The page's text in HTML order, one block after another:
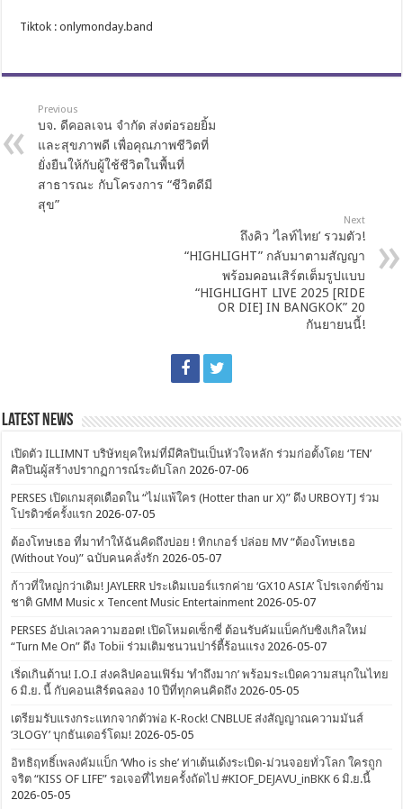
Tiktok : onlymonday.band
Previous
บจ. ดีคอลเจน จำกัด ส่งต่อรอยยิ้ม
และสุขภาพดี เพื่อคุณภาพชีวิตที่
ยั่งยืนให้กับผู้ใช้ชีวิตในพื้นที่
สาธารณะ กับโครงการ “ชีวิตดีมี
สุข”
Next
ถึงคิว ‘ไลท์ไทย’ รวมตัว!
“HIGHLIGHT” กลับมาตามสัญญา
พร้อมคอนเสิร์ตเต็มรูปแบบ
“HIGHLIGHT LIVE 2025 [RIDE
OR DIE] IN BANGKOK” 20
กันยายนนี้!
Latest News
เปิดตัว ILLIMNT บริษัทยุคใหม่ที่มีศิลปินเป็นหัวใจหลัก ร่วมก่อตั้งโดย ‘TEN’
ศิลปินผู้สร้างปรากฏการณ์ระดับโลก 2026-07-06
PERSES เปิดเกมสุดเดือดใน “ไม่แพ้ใคร (Hotter than ur X)” ดึง URBOYTJ ร่วม
โปรดิวซ์ครั้งแรก 2026-07-05
ต้องโทษเธอ ที่มาทำให้ฉันคิดถึงบ่อย ! ทิกเกอร์ ปล่อย MV “ต้องโทษเธอ
(Without You)” ฉบับคนคลั่งรัก 2026-05-07
ก้าวที่ใหญ่กว่าเดิม! JAYLERR ประเดิมเบอร์แรกค่าย ‘GX10 ASIA’ โปรเจกต์ข้าม
ชาติ GMM Music x Tencent Music Entertainment 2026-05-07
PERSES อัปเลเวลความฮอต! เปิดโหมดเซ็กซี่ ต้อนรับคัมแบ็คกับซิงเกิลใหม่
“Turn Me On” ดึง Tobii ร่วมเติมชนวนปาร์ตี้ร้อนแรง 2026-05-07
เริ่ดเกินต้าน! I.O.I ส่งคลิปคอนเฟิร์ม ‘ทำถึงมาก’ พร้อมระเบิดความสนุกในไทย
6 มิ.ย. นี้ กับคอนเสิร์ตฉลอง 10 ปีที่ทุกคนคิดถึง 2026-05-05
เตรียมรับแรงกระแทกจากตัวพ่อ K-Rock! CNBLUE ส่งสัญญาณความมันส์
‘3LOGY’ บุกธันเดอร์โดม! 2026-05-05
อิทธิฤทธิ์เพลงคัมแบ็ก ‘Who is she’ ท่าเต้นเด้งระเบิด-ม่วนจอยทั่วโลก ใครถูก
จริต “KISS OF LIFE” รอเจอที่ไทยครั้งถัดไป #KIOF_DEJAVU_inBKK 6 มิ.ย.นี้
2026-05-05